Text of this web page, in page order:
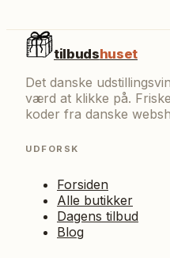
tilbudshuset
Det danske
værd at klikke på.
koder fra danske
UDFORSK
Forsiden
Alle butikker
Dagens tilbud
Blog